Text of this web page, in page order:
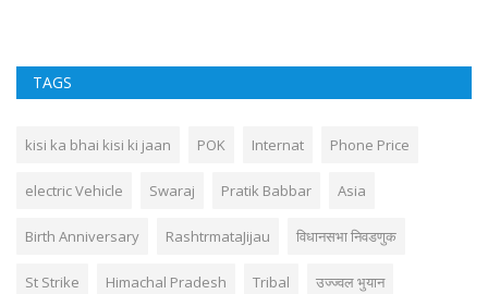
TAGS
kisi ka bhai kisi ki jaan POK Internat Phone Price
electric Vehicle Swaraj Pratik Babbar Asia
Birth Anniversary RashtrmataJijau विधानसभा निवडणुक
St Strike Himachal Pradesh Tribal उज्ज्वल भुयान